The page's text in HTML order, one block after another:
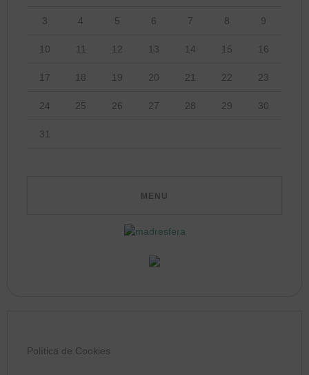
3 4 5 6 7 8 9
10 11 12 13 14 15 16
17 18 19 20 21 22 23
24 25 26 27 28 29 30
31
Política de Cookies